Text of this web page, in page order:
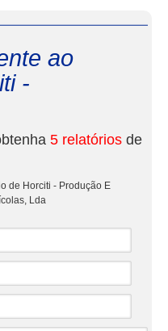
ao
-
5 relatórios de
de Horciti - Produção E
Lda